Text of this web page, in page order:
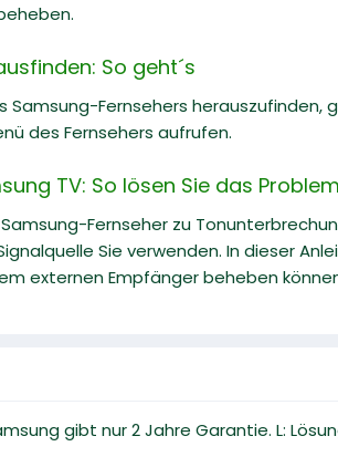
So geht´s
Samsung-Fernsehers
des Fernsehers aufrufen.
TV: So lösen Sie das Problem
Fernseher zu
Sie verwenden. In dieser
externen Empfänger beheben
gibt nur 2 Jahre Garantie. L: